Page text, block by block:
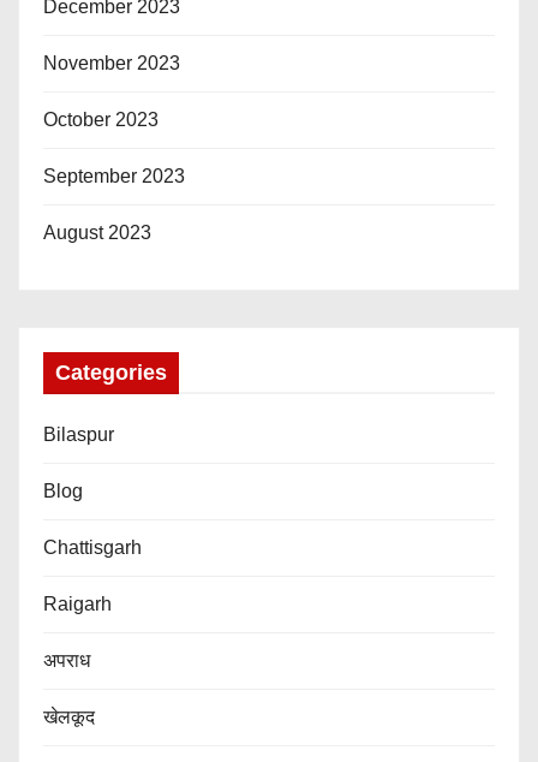
December 2023
November 2023
October 2023
September 2023
August 2023
Categories
Bilaspur
Blog
Chattisgarh
Raigarh
अपराध
खेलकूद